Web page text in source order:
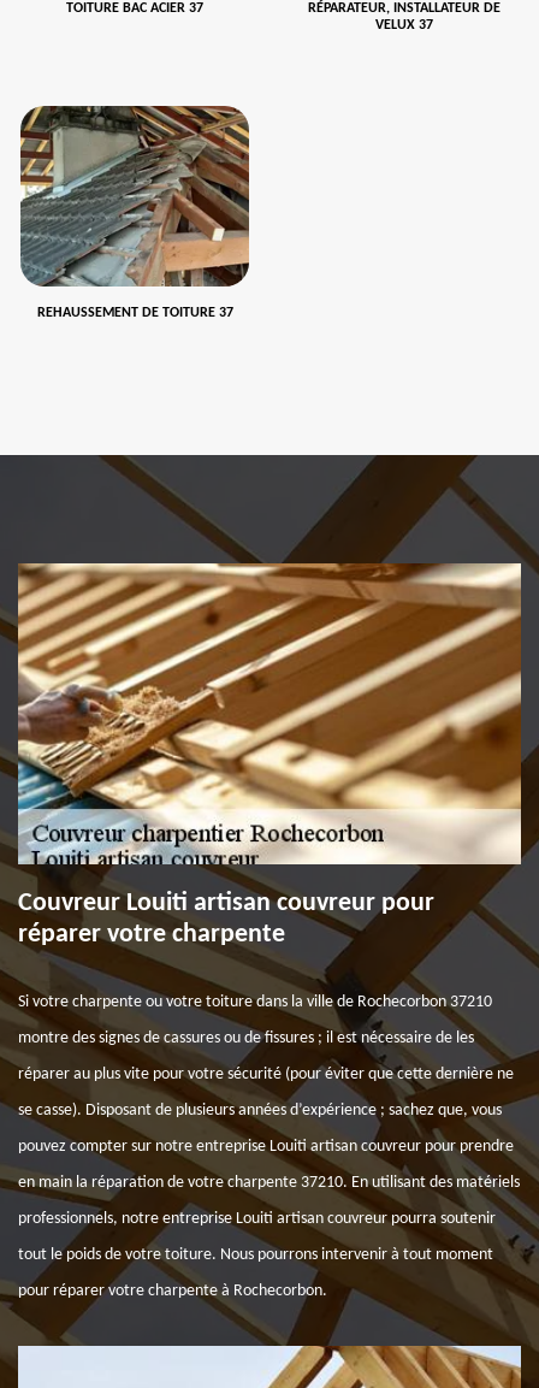
TOITURE BAC ACIER 37
RÉPARATEUR, INSTALLATEUR DE
VELUX 37
REHAUSSEMENT DE TOITURE 37
Couvreur Louiti artisan couvreur pour
réparer votre charpente
Si votre charpente ou votre toiture dans la ville de Rochecorbon 37210
montre des signes de cassures ou de fissures ; il est nécessaire de les
réparer au plus vite pour votre sécurité (pour éviter que cette dernière ne
se casse). Disposant de plusieurs années d’expérience ; sachez que, vous
pouvez compter sur notre entreprise Louiti artisan couvreur pour prendre
en main la réparation de votre charpente 37210. En utilisant des matériels
professionnels, notre entreprise Louiti artisan couvreur pourra soutenir
tout le poids de votre toiture. Nous pourrons intervenir à tout moment
pour réparer votre charpente à Rochecorbon.